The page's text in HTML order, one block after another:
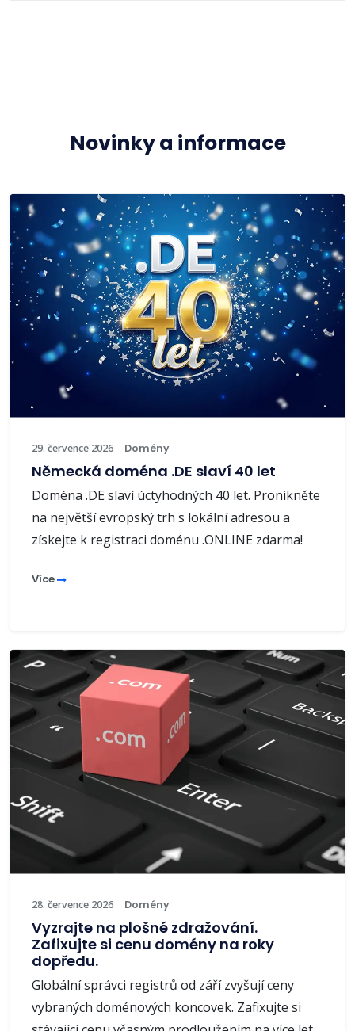
Novinky a informace
29. července 2026 Domény
Německá doména .DE slaví 40 let
Doména .DE slaví úctyhodných 40 let. Pronikněte
na největší evropský trh s lokální adresou a
získejte k registraci doménu .ONLINE zdarma!
Více
28. července 2026 Domény
Vyzrajte na plošné zdražování.
Zafixujte si cenu domény na roky
dopředu.
Globální správci registrů od září zvyšují ceny
vybraných doménových koncovek. Zafixujte si